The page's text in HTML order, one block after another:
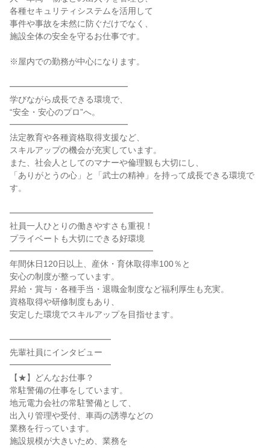
各種セキュリティシステムを活用して
事件や事故を未然に防ぐだけでなく、
施設全体の安全を守るお仕事です。
※屋内での勤務が中心になります。
━━━━━━━━━━━━━━
学びながら成長できる環境で、
“安全・安心のプロ”へ。
━━━━━━━━━━━━━━
法定教育や各種資格取得支援など、
スキルアップの機会が充実しています。
また、社会人としてのマナーや倫理観も大切にし、
「ありがとうの心」と「武士の精神」を持って成長できる環境で
す。
━━━━━━━━━━━━━━━━━
社員一人ひとりの働きやすさも重視！
プライベートも大切にできる好環境
━━━━━━━━━━━━━━━━━
年間休日120日以上、産休・育休取得率100％と
安心の制度が整っています。
昇給・賞与・各種手当・退職金制度など福利厚生も充実。
資格取得や研修制度もあり、
安定した環境でスキルアップを目指せます。
━━━━━━━━━━━━
先輩社員にインタビュー
━━━━━━━━━━━━
【★】どんなお仕事？
常駐警備の仕事をしています。
地元電力会社の常駐警備として、
出入り管理や受付、車両の誘導などの
業務を行っています。
施設規模が大きいため、業務を